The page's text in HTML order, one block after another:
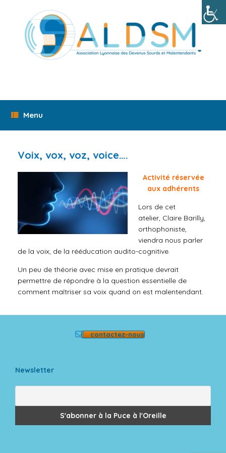
Menu
Voix, vox, voz, voice….
Activité réservée
aux adhérents
Lors de cet
atelier, Claire Barilly,
orthophoniste,
viendra nous parler
de la voix, de la rééducation audito-cognitive.
Un peu de théorie avec mise en pratique devrait
permettre de répondre à la question essentielle de
comment maîtriser sa voix quand on est malentendant.
contactez-nous
Newsletter